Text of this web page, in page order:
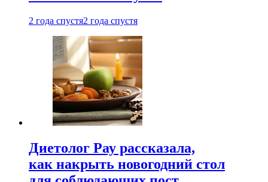
2 года спустя2 года спустя
Диетолог Рау рассказала,
как накрыть новогодний стол